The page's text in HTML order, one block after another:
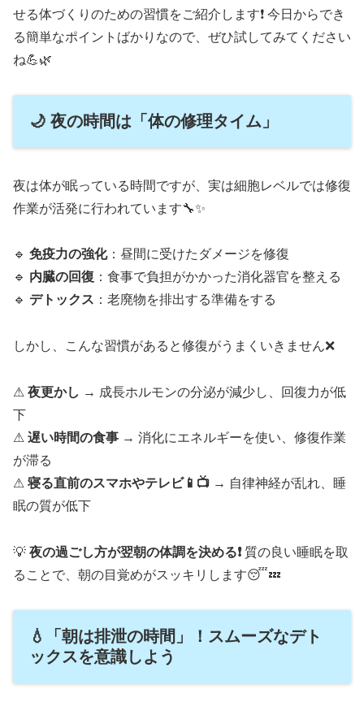
せる体づくりのための習慣をご紹介します❗ 今日からでき
る簡単なポイントばかりなので、ぜひ試してみてください
ね💪🌿
🌙 夜の時間は「体の修理タイム」
夜は体が眠っている時間ですが、実は細胞レベルでは修復
作業が活発に行われています🔧✨
🔹 免疫力の強化：昼間に受けたダメージを修復
🔹 内臓の回復 ：食事で負担がかかった消化器官を整える
🔹 デトックス ：老廃物を排出する準備をする
しかし、こんな習慣があると修復がうまくいきません❌
⚠ 夜更かし → 成長ホルモンの分泌が減少し、回復力が低
下
⚠ 遅い時間の食事 → 消化にエネルギーを使い、修復作業
が滞る
⚠ 寝る直前のスマホやテレビ📱📺 → 自律神経が乱れ、睡
眠の質が低下
💡 夜の過ごし方が翌朝の体調を決める❗質の良い睡眠を取
ることで、朝の目覚めがスッキリします😴💤
💧「朝は排泄の時間」！スムーズなデト
ックスを意識しよう